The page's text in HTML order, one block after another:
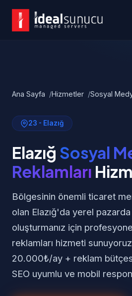
Ana Sayfa Hizmetler Sosyal
23 - Elazığ
Elazığ Sosyal
Reklamları
Bölgesinin önemli ticaret
olan Elazığ'da yerel
oluşturmanız için
reklamları hizmeti
20.000₺/ay + reklam
SEO uyumlu ve mobil